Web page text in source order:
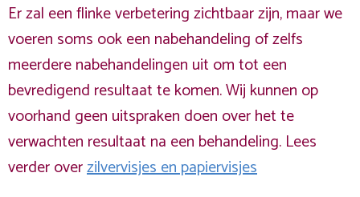
Er zal een flinke verbetering zichtbaar zijn, maar we
voeren soms ook een nabehandeling of zelfs
meerdere nabehandelingen uit om tot een
bevredigend resultaat te komen. Wij kunnen op
voorhand geen uitspraken doen over het te
verwachten resultaat na een behandeling. Lees
verder overzilvervisjes en papiervisjes